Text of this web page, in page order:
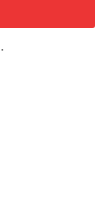
.